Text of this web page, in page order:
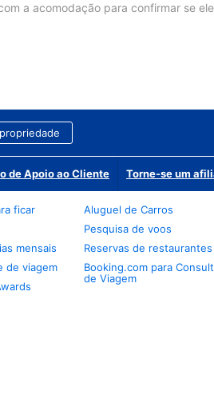
a acomodação para confirmar se
de Apoio ao Cliente Torne-se um
ficar
mensais
de viagem
Aluguel de Carros
Pesquisa de voos
Reservas de restaurantes
Booking.com para
de Viagem